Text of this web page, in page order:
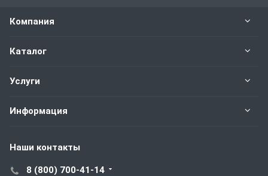
Компания
Каталог
Услуги
Информация
Наши контакты
8 (800) 700-41-14